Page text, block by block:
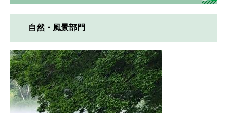
自然・風景部門